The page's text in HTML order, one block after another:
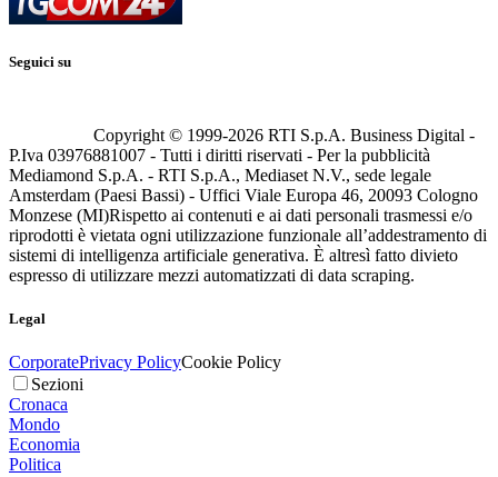
Seguici su
Copyright © 1999-2026 RTI S.p.A. Business Digital -
P.Iva 03976881007 - Tutti i diritti riservati - Per la pubblicità
Mediamond S.p.A. - RTI S.p.A., Mediaset N.V., sede legale
Amsterdam (Paesi Bassi) - Uffici Viale Europa 46, 20093 Cologno
Monzese (MI)Rispetto ai contenuti e ai dati personali trasmessi e/o
riprodotti è vietata ogni utilizzazione funzionale all’addestramento di
sistemi di intelligenza artificiale generativa. È altresì fatto divieto
espresso di utilizzare mezzi automatizzati di data scraping.
Legal
CorporatePrivacy PolicyCookie Policy
Sezioni
Cronaca
Mondo
Economia
Politica